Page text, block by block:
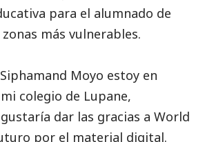
para el alumnado de
más vulnerables.
Moyo estoy en
colegio de Lupane,
dar las gracias a World
por el material digital.